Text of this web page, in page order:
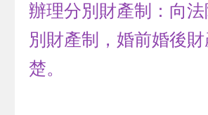
辦理分別財產制：向
別財產制，婚前婚後
楚。